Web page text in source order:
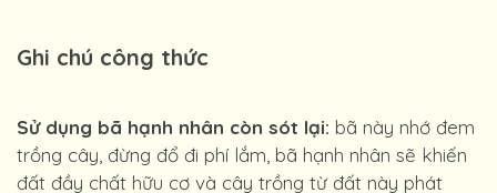
Ghi chú công thức
Sử dụng bã hạnh nhân còn sót lại: bã này nhớ đem
trồng cây, đừng đổ đi phí lắm, bã hạnh nhân sẽ khiến
đất đầy chất hữu cơ và cây trồng từ đất này phát